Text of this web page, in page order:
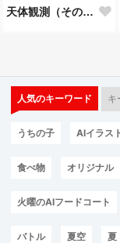
天体観測（その１）
人気のキーワード キ
うちの子 AIイラス
食べ物 オリジナル
火曜のAIフードコート
バトル 夏空 夏